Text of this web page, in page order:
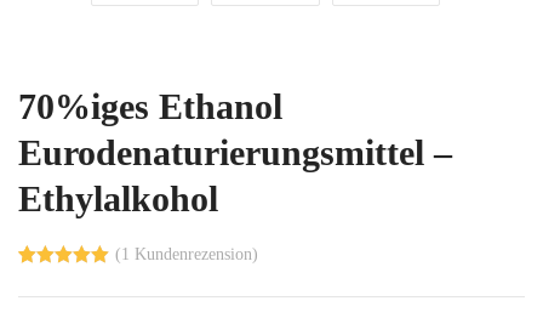
70%iges Ethanol
Eurodenaturierungsmittel –
Ethylalkohol
mit5.00
(1 Kundenrezension)